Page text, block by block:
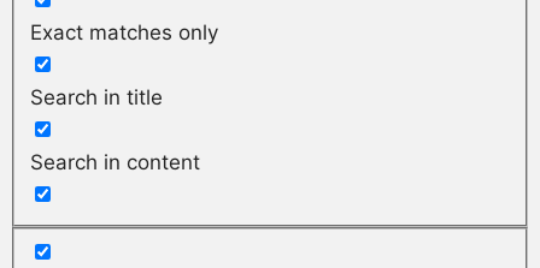
Exact matches only
Search in title
Search in content